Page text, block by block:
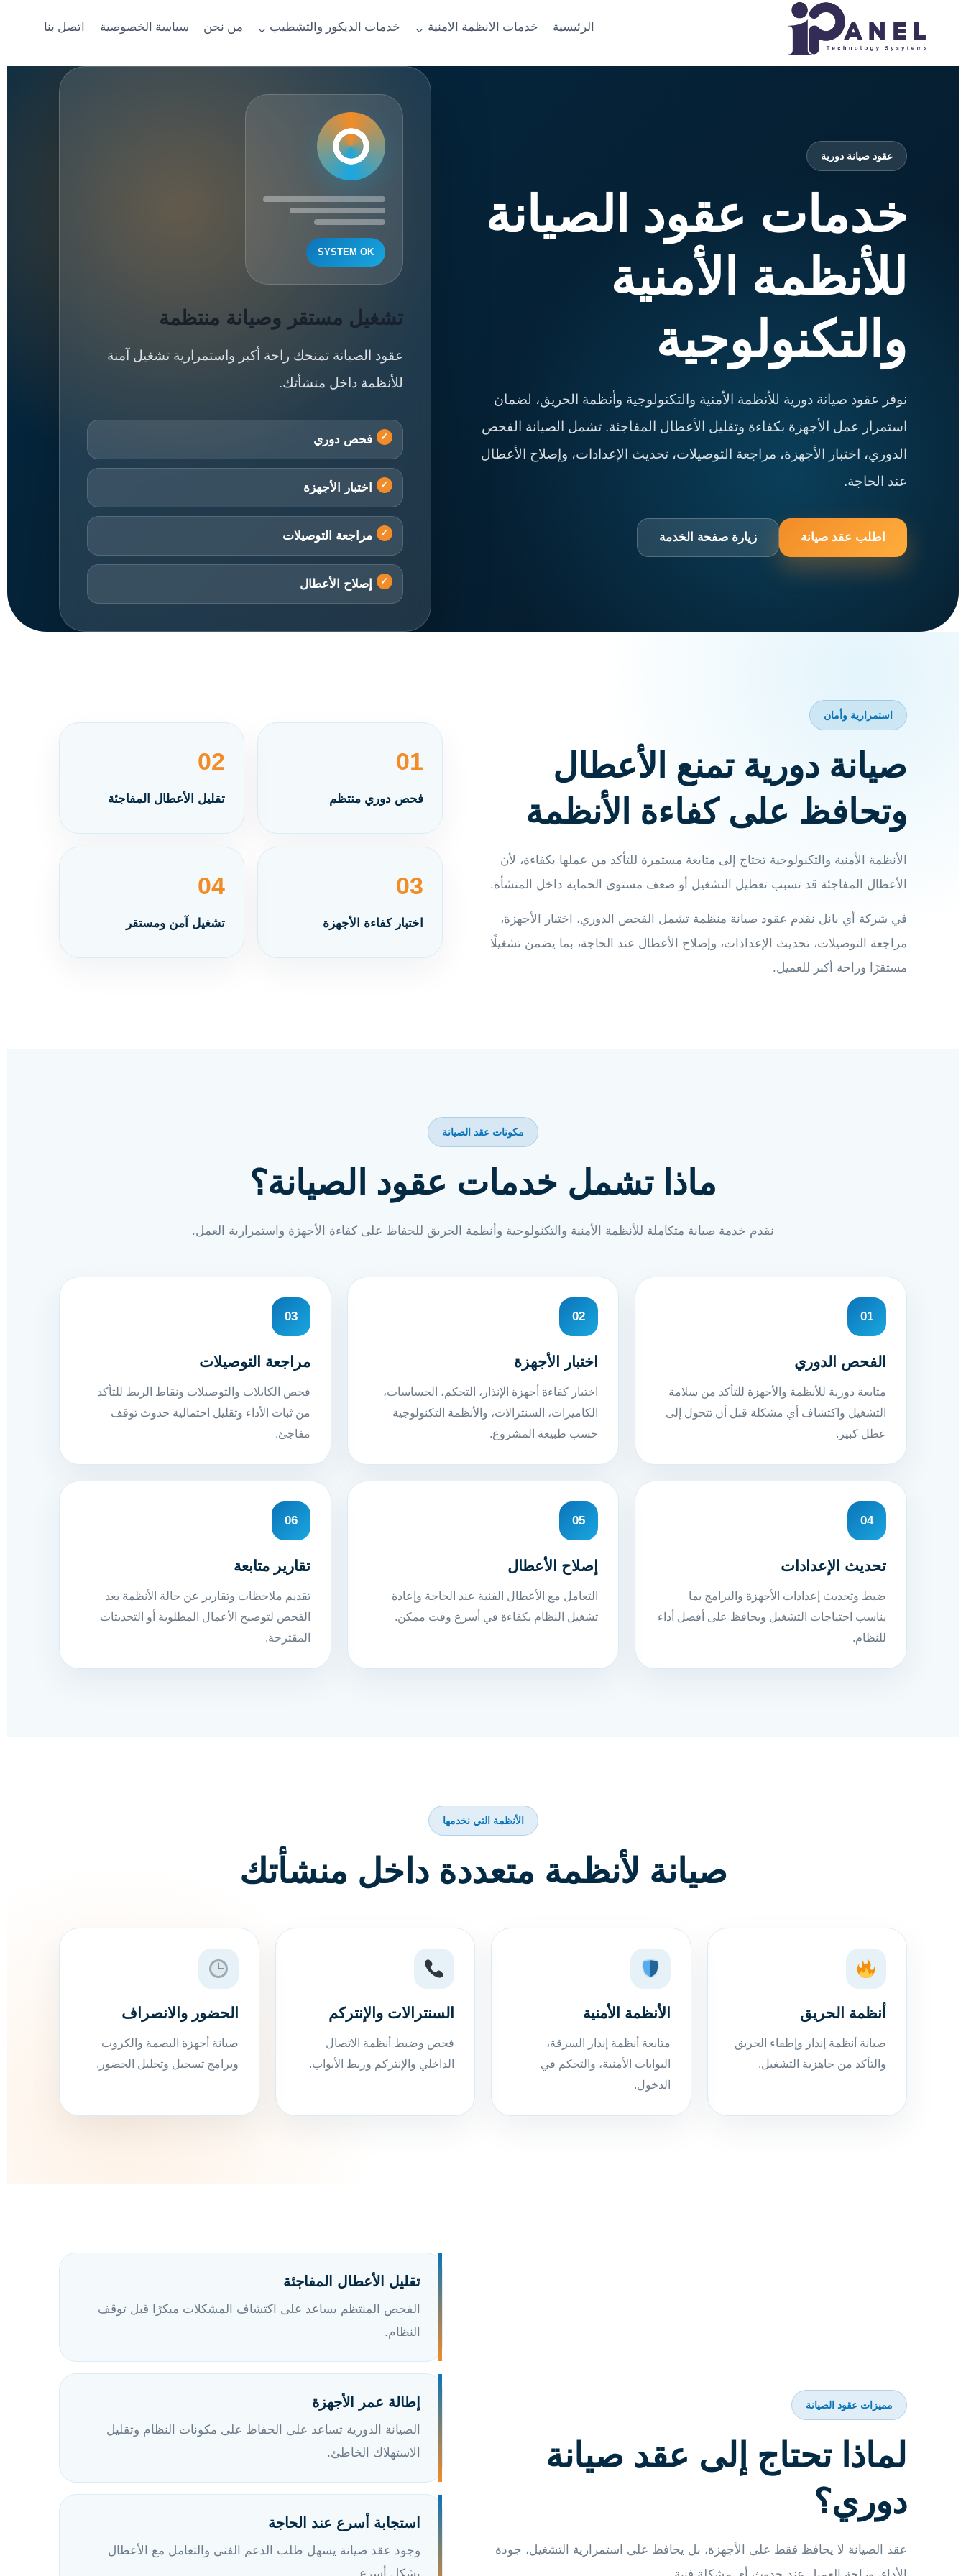
الرئيسية خدمات الانظمة الامنية خدمات الديكور والتشطيب من نحن سياسة الخصوصية اتصل بنا
عقود صيانة دورية
خدمات عقود الصيانة
للأنظمة الأمنية
والتكنولوجية
نوفر عقود صيانة دورية للأنظمة الأمنية والتكنولوجية وأنظمة الحريق، لضمان
استمرار عمل الأجهزة بكفاءة وتقليل الأعطال المفاجئة. تشمل الصيانة الفحص
الدوري، اختبار الأجهزة، مراجعة التوصيلات، تحديث الإعدادات، وإصلاح الأعطال
عند الحاجة.
اطلب عقد صيانة زيارة صفحة الخدمة
SYSTEM OK
تشغيل مستقر وصيانة منتظمة
عقود الصيانة تمنحك راحة أكبر واستمرارية تشغيل آمنة
للأنظمة داخل منشأتك.
فحص دوري
اختبار الأجهزة
مراجعة التوصيلات
إصلاح الأعطال
استمرارية وأمان
صيانة دورية تمنع الأعطال
وتحافظ على كفاءة الأنظمة
الأنظمة الأمنية والتكنولوجية تحتاج إلى متابعة مستمرة للتأكد من عملها بكفاءة، لأن
الأعطال المفاجئة قد تسبب تعطيل التشغيل أو ضعف مستوى الحماية داخل المنشأة.
في شركة أي بانل نقدم عقود صيانة منظمة تشمل الفحص الدوري، اختبار الأجهزة،
مراجعة التوصيلات، تحديث الإعدادات، وإصلاح الأعطال عند الحاجة، بما يضمن تشغيلًا
مستقرًا وراحة أكبر للعميل.
01
فحص دوري منتظم
02
تقليل الأعطال المفاجئة
03
اختبار كفاءة الأجهزة
04
تشغيل آمن ومستقر
مكونات عقد الصيانة
ماذا تشمل خدمات عقود الصيانة؟
نقدم خدمة صيانة متكاملة للأنظمة الأمنية والتكنولوجية وأنظمة الحريق للحفاظ على كفاءة الأجهزة واستمرارية العمل.
01
الفحص الدوري
متابعة دورية للأنظمة والأجهزة للتأكد من سلامة
التشغيل واكتشاف أي مشكلة قبل أن تتحول إلى
عطل كبير.
02
اختبار الأجهزة
اختبار كفاءة أجهزة الإنذار، التحكم، الحساسات،
الكاميرات، السنترالات، والأنظمة التكنولوجية
حسب طبيعة المشروع.
03
مراجعة التوصيلات
فحص الكابلات والتوصيلات ونقاط الربط للتأكد
من ثبات الأداء وتقليل احتمالية حدوث توقف
مفاجئ.
04
تحديث الإعدادات
ضبط وتحديث إعدادات الأجهزة والبرامج بما
يناسب احتياجات التشغيل ويحافظ على أفضل أداء
للنظام.
05
إصلاح الأعطال
التعامل مع الأعطال الفنية عند الحاجة وإعادة
تشغيل النظام بكفاءة في أسرع وقت ممكن.
06
تقارير متابعة
تقديم ملاحظات وتقارير عن حالة الأنظمة بعد
الفحص لتوضيح الأعمال المطلوبة أو التحديثات
المقترحة.
الأنظمة التي نخدمها
صيانة لأنظمة متعددة داخل منشأتك
أنظمة الحريق
صيانة أنظمة إنذار وإطفاء الحريق
والتأكد من جاهزية التشغيل.
الأنظمة الأمنية
متابعة أنظمة إنذار السرقة،
البوابات الأمنية، والتحكم في
الدخول.
السنترالات والإنتركم
فحص وضبط أنظمة الاتصال
الداخلي والإنتركم وربط الأبواب.
الحضور والانصراف
صيانة أجهزة البصمة والكروت
وبرامج تسجيل وتحليل الحضور.
مميزات عقود الصيانة
لماذا تحتاج إلى عقد صيانة
دوري؟
عقد الصيانة لا يحافظ فقط على الأجهزة، بل يحافظ على استمرارية التشغيل، جودة
تقليل الأعطال المفاجئة
الفحص المنتظم يساعد على اكتشاف المشكلات مبكرًا قبل توقف
النظام.
إطالة عمر الأجهزة
الصيانة الدورية تساعد على الحفاظ على مكونات النظام وتقليل
الاستهلاك الخاطئ.
استجابة أسرع عند الحاجة
وجود عقد صيانة يسهل طلب الدعم الفني والتعامل مع الأعطال